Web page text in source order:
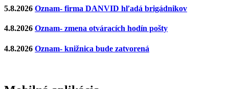
5.8.2026 Oznam- firma DANVID hľadá brigádnikov
4.8.2026 Oznam- zmena otváracích hodín pošty
4.8.2026 Oznam- knižnica bude zatvorená